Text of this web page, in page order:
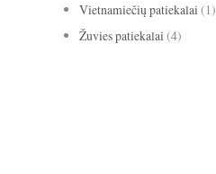
Vietnamiečių patiekalai (1)
Žuvies patiekalai (4)